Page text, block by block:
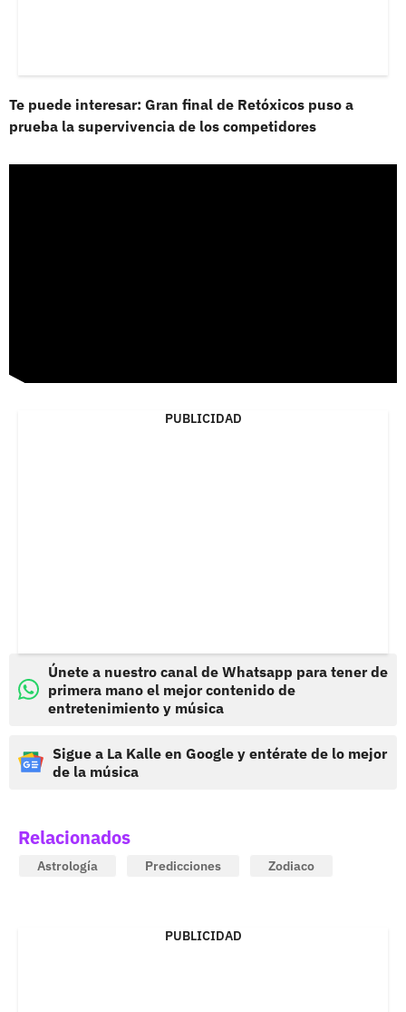
Te puede interesar: Gran final de Retóxicos puso a
prueba la supervivencia de los competidores
PUBLICIDAD
Únete a nuestro canal de Whatsapp para tener de
primera mano el mejor contenido de
entretenimiento y música
Sigue a La Kalle en Google y entérate de lo mejor
de la música
Relacionados
Astrología Predicciones Zodiaco
PUBLICIDAD